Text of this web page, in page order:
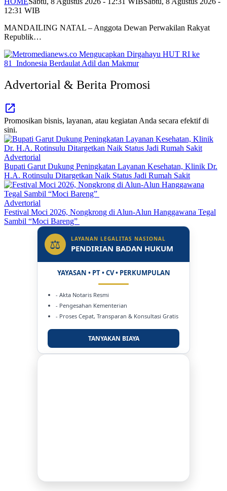
12:31 WIB
MANDAILING NATAL – Anggota Dewan Perwakilan Rakyat
Republik…
Advertorial & Berita Promosi
Promosikan bisnis, layanan, atau kegiatan Anda secara efektif di
sini.
Advertorial
Bupati Garut Dukung Peningkatan Layanan Kesehatan, Klinik Dr.
H.A. Rotinsulu Ditargetkan Naik Status Jadi Rumah Sakit
Advertorial
Festival Moci 2026, Nongkrong di Alun-Alun Hanggawana Tegal
Sambil “Moci Bareng”
⚖ LAYANAN LEGALITAS NASIONAL
PENDIRIAN BADAN HUKUM
YAYASAN • PT • CV • PERKUMPULAN
- Akta Notaris Resmi
- Pengesahan Kementerian
- Proses Cepat, Transparan & Konsultasi Gratis
TANYAKAN BIAYA